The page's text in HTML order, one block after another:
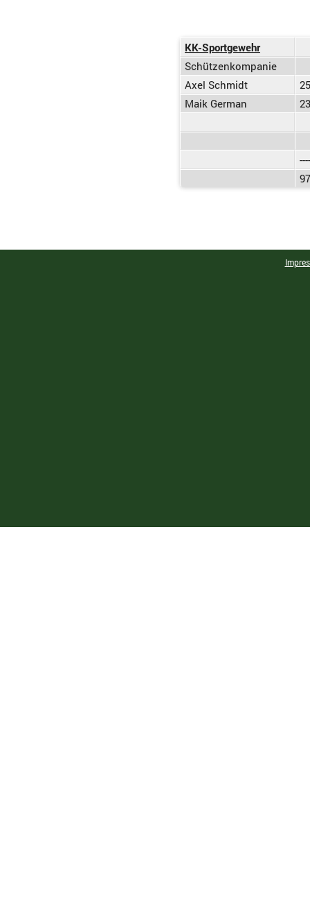
KK-Sportgewehr
Schützenkompanie
Axel Schmidt
Maik German